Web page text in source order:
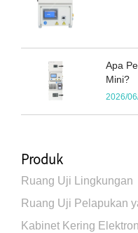
Apa
Mini?
2026/
Produk
Ruang Uji Lingkungan
Ruang Uji Pelapukan
Kabinet Kering